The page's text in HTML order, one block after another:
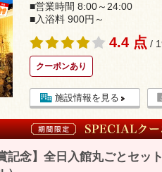
■営業時間 8:00～24:00
■入浴料 900円～
4.4 点 /
クーポンあり
施設情報を見る
記念】全日入館丸ごとセッ